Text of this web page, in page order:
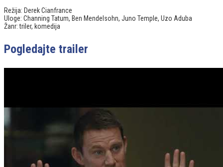
Režija: Derek Cianfrance
Uloge: Channing Tatum, Ben Mendelsohn, Juno Temple, Uzo Aduba
Žanr: triler, komedija
Pogledajte trailer